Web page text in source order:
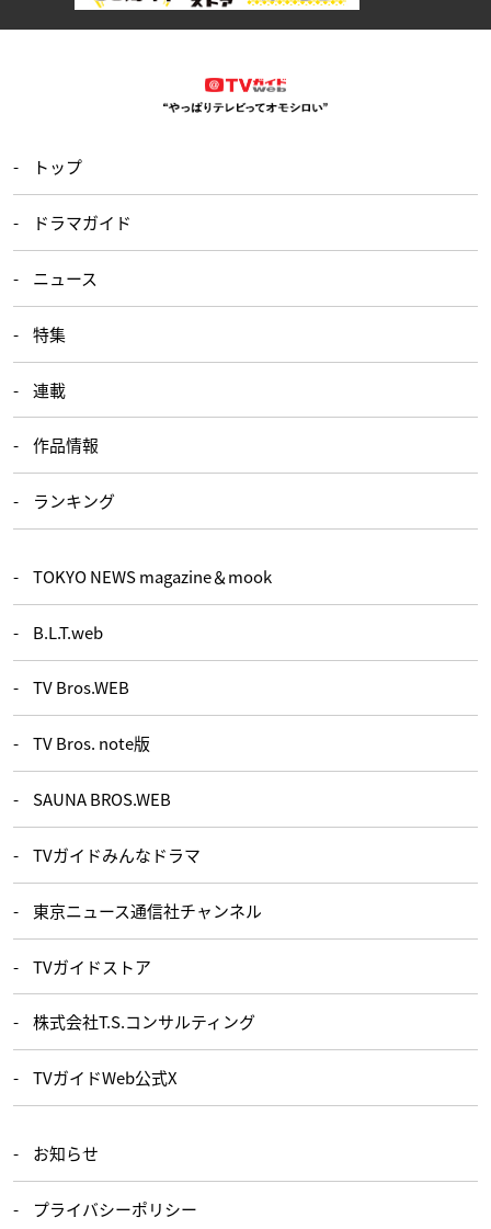
トップ
ドラマガイド
ニュース
特集
連載
作品情報
ランキング
TOKYO NEWS magazine＆mook
B.L.T.web
TV Bros.WEB
TV Bros. note版
SAUNA BROS.WEB
TVガイドみんなドラマ
東京ニュース通信社チャンネル
TVガイドストア
株式会社T.S.コンサルティング
TVガイドWeb公式X
お知らせ
プライバシーポリシー